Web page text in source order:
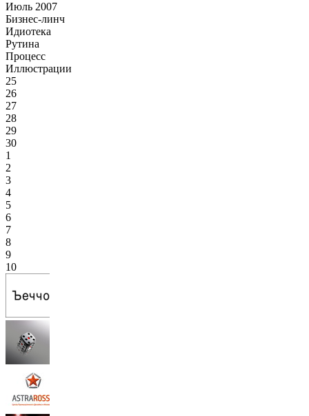
Июль 2007
Бизнес-линч
Идиотека
Рутина
Процесс
Иллюстрации
25
26
27
28
29
30
1
2
3
4
5
6
7
8
9
10